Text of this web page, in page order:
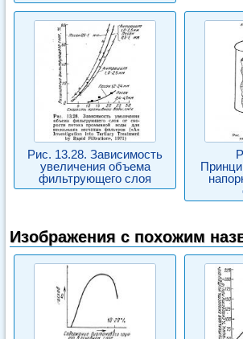
Рис. 13.28. Зависимость
увеличения объема
фильтрующего слоя
Изображения с похожим